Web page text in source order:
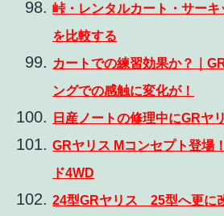
峠・レンタルカート・サー
を比較する
カートでの練習効果か？｜
ングでの感触に変化が！
日産ノートの修理中にGRヤ
GRヤリス Mコンセプト登場
ド4WD
24型GRヤリス 25型へ更に